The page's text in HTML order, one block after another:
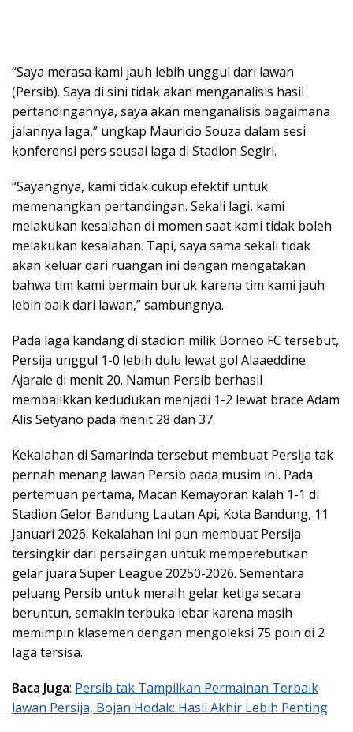
“Saya merasa kami jauh lebih unggul dari lawan
(Persib). Saya di sini tidak akan menganalisis hasil
pertandingannya, saya akan menganalisis bagaimana
jalannya laga,” ungkap Mauricio Souza dalam sesi
konferensi pers seusai laga di Stadion Segiri.
“Sayangnya, kami tidak cukup efektif untuk
memenangkan pertandingan. Sekali lagi, kami
melakukan kesalahan di momen saat kami tidak boleh
melakukan kesalahan. Tapi, saya sama sekali tidak
akan keluar dari ruangan ini dengan mengatakan
bahwa tim kami bermain buruk karena tim kami jauh
lebih baik dari lawan,” sambungnya.
Pada laga kandang di stadion milik Borneo FC tersebut,
Persija unggul 1-0 lebih dulu lewat gol Alaaeddine
Ajaraie di menit 20. Namun Persib berhasil
membalikkan kedudukan menjadi 1-2 lewat brace Adam
Alis Setyano pada menit 28 dan 37.
Kekalahan di Samarinda tersebut membuat Persija tak
pernah menang lawan Persib pada musim ini. Pada
pertemuan pertama, Macan Kemayoran kalah 1-1 di
Stadion Gelor Bandung Lautan Api, Kota Bandung, 11
Januari 2026. Kekalahan ini pun membuat Persija
tersingkir dari persaingan untuk memperebutkan
gelar juara Super League 20250-2026. Sementara
peluang Persib untuk meraih gelar ketiga secara
beruntun, semakin terbuka lebar karena masih
memimpin klasemen dengan mengoleksi 75 poin di 2
laga tersisa.
Baca Juga: Persib tak Tampilkan Permainan Terbaik
lawan Persija, Bojan Hodak: Hasil Akhir Lebih Penting